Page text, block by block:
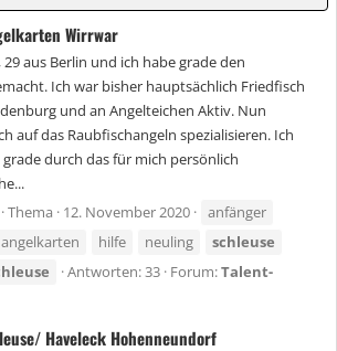
Wirrwar
aus Berlin und ich habe grade den
Ich war bisher hauptsächlich Friedfisch
und an Angelteichen Aktiv. Nun
auf das Raubfischangeln spezialisieren. Ich
durch das für mich persönlich
Thema 12. November 2020
anfänger
angelkarten hilfe neuling
schleuse
Antworten: 33 Forum:Talent-
Haveleck Hohenneundorf